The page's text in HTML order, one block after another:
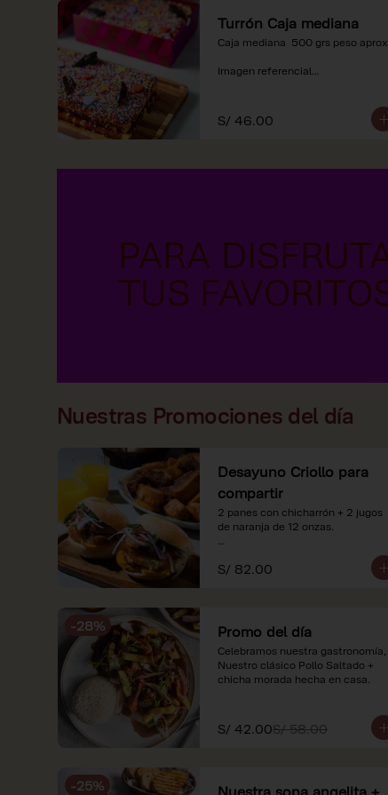
Turrón Caja mediana
Caja mediana  500 grs peso aprox
Imagen referencial
expresados en soles e incluyen
impuestos de ley y recargo al
S/ 46.00
Nuestras Promociones del día
Desayuno Criollo para
compartir
2 panes con chicharrón + 2 jugos
de naranja de 12 onzas.
expresados en soles e incluyen
S/ 82.00
-28% Promo del día
Celebramos nuestra gastronomía,
Nuestro clásico Pollo Saltado +
chicha morada hecha en casa.
S/ 42.00S/ 58.00
-25%
Nuestra sopa angelita +